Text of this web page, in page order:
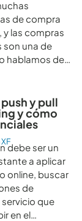
de compra
y las compras
son una de
hablamos de…
y pull
y cómo
debe ser un
a aplicar
online, buscar
de
que
en el…